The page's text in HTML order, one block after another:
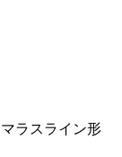
ラスライン形